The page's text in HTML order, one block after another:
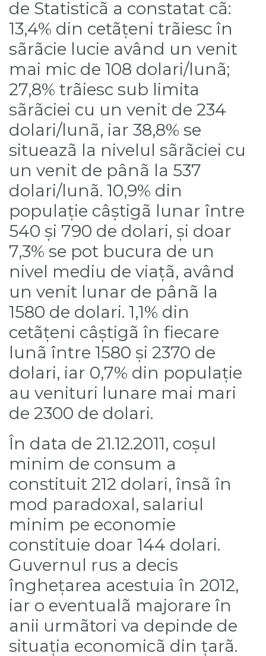
de Statisticã a constatat cã:
13,4% din cetãțeni trãiesc în
sãrãcie lucie având un venit
mai mic de 108 dolari/lunã;
27,8% trãiesc sub limita
sãrãciei cu un venit de 234
dolari/lunã, iar 38,8% se
situeazã la nivelul sãrãciei cu
un venit de pânã la 537
dolari/lunã. 10,9% din
populație câștigã lunar între
540 și 790 de dolari, și doar
7,3% se pot bucura de un
nivel mediu de viațã, având
un venit lunar de pânã la
1580 de dolari. 1,1% din
cetãțeni câștigã în fiecare
lunã între 1580 și 2370 de
dolari, iar 0,7% din populație
au venituri lunare mai mari
de 2300 de dolari.
În data de 21.12.2011, coșul
minim de consum a
constituit 212 dolari, însã în
mod paradoxal, salariul
minim pe economie
constituie doar 144 dolari.
Guvernul rus a decis
înghețarea acestuia în 2012,
iar o eventualã majorare în
anii urmãtori va depinde de
situația economicã din țarã.